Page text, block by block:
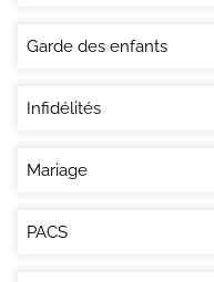
Garde des enfants
Infidélités
Mariage
PACS